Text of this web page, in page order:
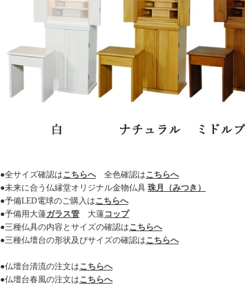
●全サイズ確認はこちらへ全色確認はこちらへ
●未来に合う仏縁堂オリジナル金物仏具 珠月（みつき）
●予備LED電球のご購入はこちらへ
●予備用大蓮ガラス管 大蓮コップ
●三種仏具の内容とサイズの確認はこちらへ
●三種仏壇台の形状及びサイズの確認はこちらへ
●仏壇台清流の注文はこちらへ
●仏壇台春風の注文はこちらへ